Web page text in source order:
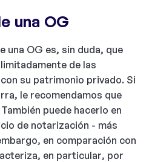
una OG
una OG es, sin duda, que
de las
su patrimonio privado. Si
le recomendamos que
puede hacerlo en
de notarización - más
en comparación con
en particular, por